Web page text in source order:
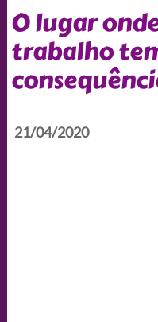
O lugar
trabalho
21/04/2020